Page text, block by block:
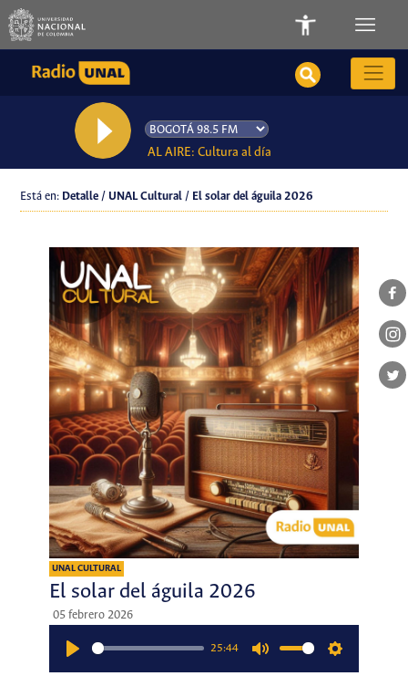
AL AIRE: Cultura al día
Está en: Detalle / UNAL Cultural / El solar del águila 2026
UNAL CULTURAL
El solar del águila 2026
05 febrero 2026
25:44